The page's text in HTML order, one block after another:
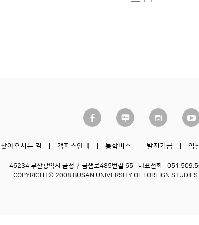
찾아오시는 길 캠퍼스안내 통학버스 발전기금 입
46234 부산광역시 금정구 금샘로485번길 65 대표전화 :
COPYRIGHT© 2008 BUSAN UNIVERSITY OF FOREIGN STUDIES.